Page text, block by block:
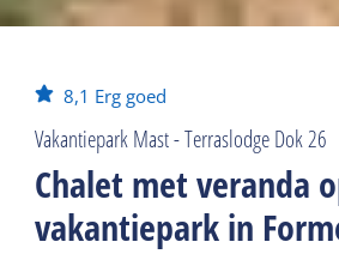
8,1 Erg goed
Vakantiepark Mast - Terraslodge Dok 26
Chalet met veranda
vakantiepark in